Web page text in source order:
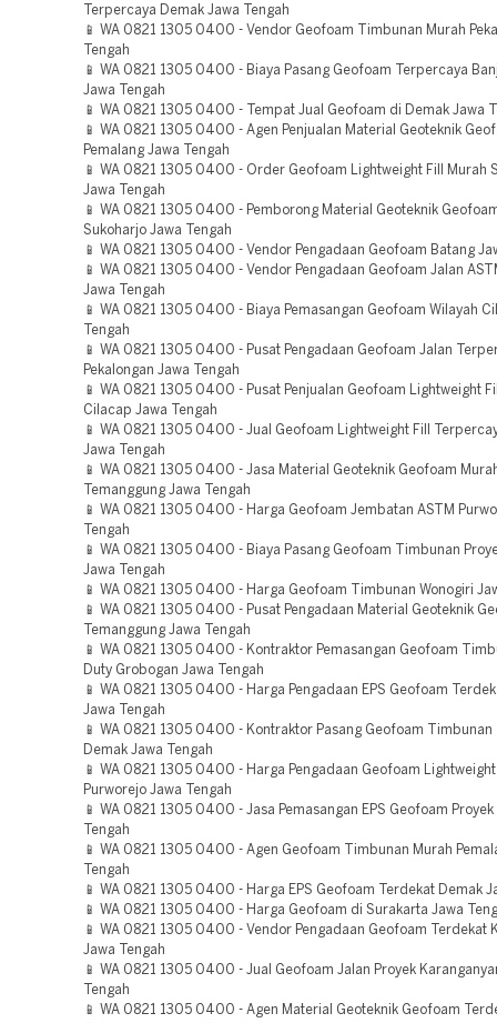
Terpercaya Demak Jawa Tengah
📱 WA 0821 1305 0400 - Vendor Geofoam Timbunan Murah
Tengah
📱 WA 0821 1305 0400 - Biaya Pasang Geofoam Terpercaya
Jawa Tengah
📱 WA 0821 1305 0400 - Tempat Jual Geofoam di Demak Jawa
📱 WA 0821 1305 0400 - Agen Penjualan Material Geoteknik
Pemalang Jawa Tengah
📱 WA 0821 1305 0400 - Order Geofoam Lightweight Fill Murah
Jawa Tengah
📱 WA 0821 1305 0400 - Pemborong Material Geoteknik
Sukoharjo Jawa Tengah
📱 WA 0821 1305 0400 - Vendor Pengadaan Geofoam Batang
📱 WA 0821 1305 0400 - Vendor Pengadaan Geofoam Jalan
Jawa Tengah
📱 WA 0821 1305 0400 - Biaya Pemasangan Geofoam Wilayah
Tengah
📱 WA 0821 1305 0400 - Pusat Pengadaan Geofoam Jalan
Pekalongan Jawa Tengah
📱 WA 0821 1305 0400 - Pusat Penjualan Geofoam Lightweight
Cilacap Jawa Tengah
📱 WA 0821 1305 0400 - Jual Geofoam Lightweight Fill
Jawa Tengah
📱 WA 0821 1305 0400 - Jasa Material Geoteknik Geofoam
Temanggung Jawa Tengah
📱 WA 0821 1305 0400 - Harga Geofoam Jembatan ASTM
Tengah
📱 WA 0821 1305 0400 - Biaya Pasang Geofoam Timbunan
Jawa Tengah
📱 WA 0821 1305 0400 - Harga Geofoam Timbunan Wonogiri
📱 WA 0821 1305 0400 - Pusat Pengadaan Material Geoteknik
Temanggung Jawa Tengah
📱 WA 0821 1305 0400 - Kontraktor Pemasangan Geofoam
Duty Grobogan Jawa Tengah
📱 WA 0821 1305 0400 - Harga Pengadaan EPS Geofoam
Jawa Tengah
📱 WA 0821 1305 0400 - Kontraktor Pasang Geofoam Timbunan
Demak Jawa Tengah
📱 WA 0821 1305 0400 - Harga Pengadaan Geofoam
Purworejo Jawa Tengah
📱 WA 0821 1305 0400 - Jasa Pemasangan EPS Geofoam
Tengah
📱 WA 0821 1305 0400 - Agen Geofoam Timbunan Murah
Tengah
📱 WA 0821 1305 0400 - Harga EPS Geofoam Terdekat Demak
📱 WA 0821 1305 0400 - Harga Geofoam di Surakarta Jawa
📱 WA 0821 1305 0400 - Vendor Pengadaan Geofoam Terdekat
Jawa Tengah
📱 WA 0821 1305 0400 - Jual Geofoam Jalan Proyek
Tengah
📱 WA 0821 1305 0400 - Agen Material Geoteknik Geofoam